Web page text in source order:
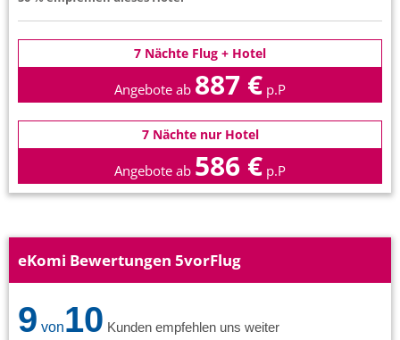
7 Nächte Flug + Hotel
Angebote ab 887 € p.P
7 Nächte nur Hotel
Angebote ab 586 € p.P
eKomi Bewertungen 5vorFlug
9 von10 Kunden empfehlen uns weiter